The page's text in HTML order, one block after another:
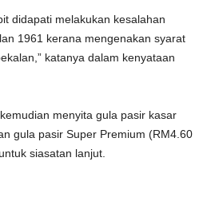
didapati melakukan kesalahan
1961 kerana mengenakan syarat
katanya dalam kenyataan
menyita gula pasir kasar
gula pasir Super Premium (RM4.60
siasatan lanjut.